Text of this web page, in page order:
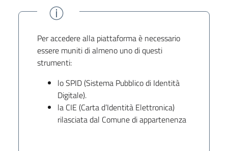
Per accedere alla piattaforma è necessario
essere muniti di almeno uno di questi
strumenti:
lo SPID (Sistema Pubblico di Identità
Digitale).
la CIE (Carta d’Identità Elettronica)
rilasciata dal Comune di appartenenza